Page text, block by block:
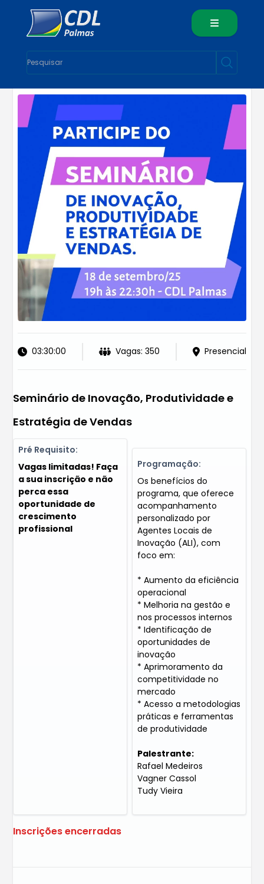
03:30:00 Vagas: 350 Presencial
Seminário de Inovação, Produtividade e
Estratégia de Vendas
Pré Requisito:
Vagas limitadas! Faça
a sua inscrição e não
perca essa
oportunidade de
crescimento
profissional
Programação:
Os benefícios do
programa, que oferece
acompanhamento
personalizado por
Agentes Locais de
Inovação (ALI), com
foco em:
* Aumento da eficiência
operacional
* Melhoria na gestão e
nos processos internos
* Identificação de
oportunidades de
inovação
* Aprimoramento da
competitividade no
mercado
* Acesso a metodologias
práticas e ferramentas
de produtividade
Palestrante:
Rafael Medeiros
Vagner Cassol
Tudy Vieira
Inscrições encerradas